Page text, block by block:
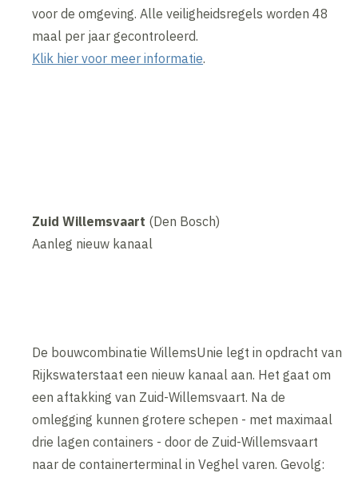
voor de omgeving. Alle veiligheidsregels worden 48
maal per jaar gecontroleerd.
Klik hier voor meer informatie.
Zuid Willemsvaart (Den Bosch)
Aanleg nieuw kanaal
De bouwcombinatie WillemsUnie legt in opdracht van
Rijkswaterstaat een nieuw kanaal aan. Het gaat om
een aftakking van Zuid-Willemsvaart. Na de
omlegging kunnen grotere schepen - met maximaal
drie lagen containers - door de Zuid-Willemsvaart
naar de containerterminal in Veghel varen. Gevolg: